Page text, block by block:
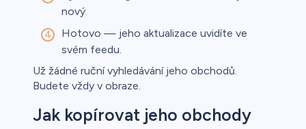
nový.
Hotovo — jeho aktualizace uvidíte ve
svém feedu.
Už žádné ruční vyhledávání jeho obchodů.
Budete vždy v obraze.
Jak kopírovat jeho obchody